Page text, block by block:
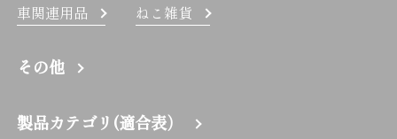
車関連用品 ねこ雑貨
その他
製品カテゴリ(適合表）